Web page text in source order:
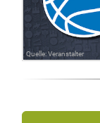
Quelle: Veranstalter